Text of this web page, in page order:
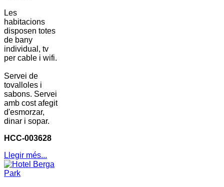
Les
habitacions
disposen totes
de bany
individual, tv
per cable i wifi.
Servei de
tovalloles i
sabons. Servei
amb cost afegit
d'esmorzar,
dinar i sopar.
HCC-003628
Llegir més...